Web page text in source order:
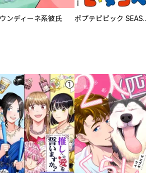
ウンディーネ系彼氏 ポプテピ